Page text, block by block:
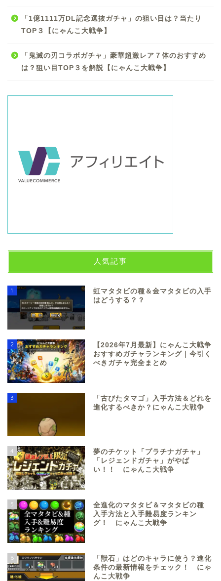
「1億1111万DL記念選抜ガチャ」の狙い目は？当たり
TOP３【にゃんこ大戦争】
「鬼滅の刃コラボガチャ」豪華超激レア７体のおすすめ
は？狙い目TOP３を解説【にゃんこ大戦争】
人気記事
1
虹マタタビの種＆金マタタビの入手
はどうする？？
2
【2026年7月最新】にゃんこ大戦争
おすすめガチャランキング｜今引く
べきガチャ完全まとめ
3
「古びたタマゴ」入手方法＆どれを
進化するべきか？にゃんこ大戦争
4
夢のチケット「プラチナガチャ」
「レジェンドガチャ」がやば
い！！ にゃんこ大戦争
5
全進化のマタタビ＆マタタビの種
入手方法と入手難易度ランキン
グ！ にゃんこ大戦争
6
「獣石」はどのキャラに使う？進化
条件の最新情報をチェック！ にゃ
んこ大戦争